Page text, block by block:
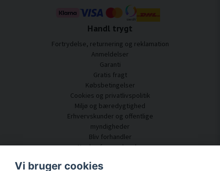
Handl trygt
Fortrydelse, returnering og reklamation
Anmeldelser
Garanti
Gratis fragt
Købsbetingelser
Cookies og privatlivspolitik
Miljø og bæredygtighed
Erhvervskunder og offentlige
myndigheder
Bliv forhandler
Nogle af vores kunder
Kundeservice
Vi bruger cookies